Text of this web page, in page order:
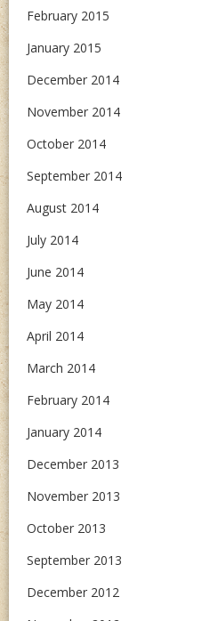
February 2015
January 2015
December 2014
November 2014
October 2014
September 2014
August 2014
July 2014
June 2014
May 2014
April 2014
March 2014
February 2014
January 2014
December 2013
November 2013
October 2013
September 2013
December 2012